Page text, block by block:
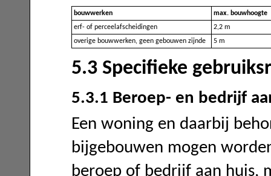
bouwwerken
max. bouwhoogte
erf- of perceelafscheidingen
2,2 m
overige bouwwerken, geen gebouwen zijnde
5 m
5.3 Specifieke
5.3.1 Beroep- en bedrijf
Een woning en daarbij
bijgebouwen mogen
beroep of bedrijf aan huis,